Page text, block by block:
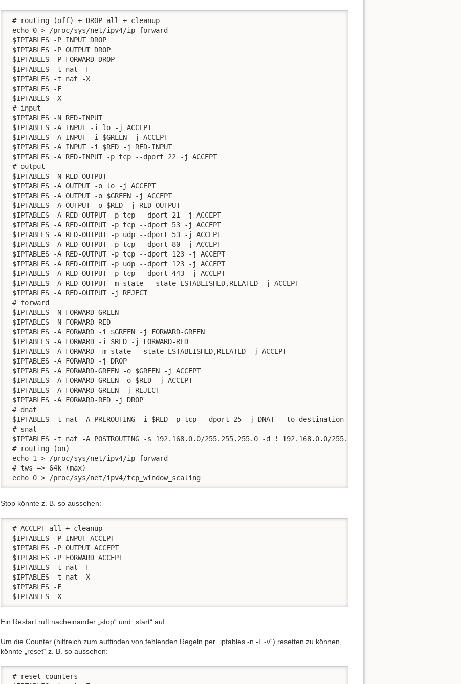
# routing (off) + DROP all + cleanup
echo 0 > /proc/sys/net/ipv4/ip_forward
$IPTABLES -P INPUT DROP
$IPTABLES -P OUTPUT DROP
$IPTABLES -P FORWARD DROP
$IPTABLES -t nat -F
$IPTABLES -t nat -X
$IPTABLES -F
$IPTABLES -X
# input
$IPTABLES -N RED-INPUT
$IPTABLES -A INPUT -i lo -j ACCEPT
$IPTABLES -A INPUT -i $GREEN -j ACCEPT
$IPTABLES -A INPUT -i $RED -j RED-INPUT
$IPTABLES -A RED-INPUT -p tcp --dport 22 -j ACCEPT
# output
$IPTABLES -N RED-OUTPUT
$IPTABLES -A OUTPUT -o lo -j ACCEPT
$IPTABLES -A OUTPUT -o $GREEN -j ACCEPT
$IPTABLES -A OUTPUT -o $RED -j RED-OUTPUT
$IPTABLES -A RED-OUTPUT -p tcp --dport 21 -j ACCEPT
$IPTABLES -A RED-OUTPUT -p tcp --dport 53 -j ACCEPT
$IPTABLES -A RED-OUTPUT -p udp --dport 53 -j ACCEPT
$IPTABLES -A RED-OUTPUT -p tcp --dport 80 -j ACCEPT
$IPTABLES -A RED-OUTPUT -p tcp --dport 123 -j ACCEPT
$IPTABLES -A RED-OUTPUT -p udp --dport 123 -j ACCEPT
$IPTABLES -A RED-OUTPUT -p tcp --dport 443 -j ACCEPT
$IPTABLES -A RED-OUTPUT -m state --state ESTABLISHED,RELATED -j ACCEPT
$IPTABLES -A RED-OUTPUT -j REJECT
# forward
$IPTABLES -N FORWARD-GREEN
$IPTABLES -N FORWARD-RED
$IPTABLES -A FORWARD -i $GREEN -j FORWARD-GREEN
$IPTABLES -A FORWARD -i $RED -j FORWARD-RED
$IPTABLES -A FORWARD -m state --state ESTABLISHED,RELATED -j ACCEPT
$IPTABLES -A FORWARD -j DROP
$IPTABLES -A FORWARD-GREEN -o $GREEN -j ACCEPT
$IPTABLES -A FORWARD-GREEN -o $RED -j ACCEPT
$IPTABLES -A FORWARD-GREEN -j REJECT
$IPTABLES -A FORWARD-RED -j DROP
# dnat
$IPTABLES -t nat -A PREROUTING -i $RED -p tcp --dport 25 -j DNAT --to-destination 192.168.0.25:25
# snat
$IPTABLES -t nat -A POSTROUTING -s 192.168.0.0/255.255.255.0 -d ! 192.168.0.0/255.255.255.0 -j SNAT --to-source
# routing (on)
echo 1 > /proc/sys/net/ipv4/ip_forward
# tws => 64k (max)
echo 0 > /proc/sys/net/ipv4/tcp_window_scaling
Stop könnte z. B. so aussehen:
# ACCEPT all + cleanup
$IPTABLES -P INPUT ACCEPT
$IPTABLES -P OUTPUT ACCEPT
$IPTABLES -P FORWARD ACCEPT
$IPTABLES -t nat -F
$IPTABLES -t nat -X
$IPTABLES -F
$IPTABLES -X
Ein Restart ruft nacheinander „stop“ und „start“ auf.
Um die Counter (hilfreich zum auffinden von fehlenden Regeln per „iptables -n -L -v“) resetten zu können,
könnte „reset“ z. B. so aussehen:
# reset counters